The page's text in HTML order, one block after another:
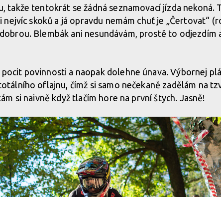
takže tentokrát se žádná seznamovací jízda nekoná.
nejvíc skoků a já opravdu nemám chuť je „Čertovat“
Blembák ani nesundávám, prostě to odjezdím
pocit povinnosti a naopak dolehne únava. Výbornej
oflajnu, čímž si samo nečekaně zadělám na
si naivně když tlačím hore na první štych. Jasně!